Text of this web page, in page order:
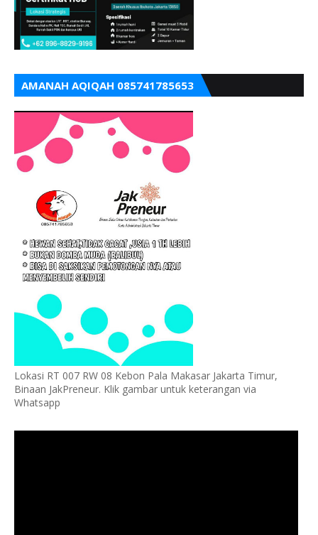
AMANAH AQIQAH 085741785653
Lokasi RT 007 RW 08 Kebon Pala Makasar Jakarta Timur,
Binaan JakPreneur. Klik gambar untuk keterangan via
Whatsapp